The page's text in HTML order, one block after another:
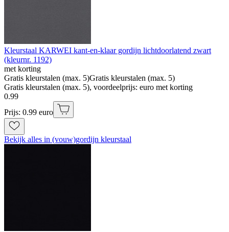
Kleurstaal KARWEI kant-en-klaar gordijn lichtdoorlatend zwart
(kleurnr. 1192)
met korting
Gratis kleurstalen (max. 5)Gratis kleurstalen (max. 5)
Gratis kleurstalen (max. 5), voordeelprijs: euro met korting
0.99
Prijs: 0.99 euro
Bekijk alles in (vouw)gordijn kleurstaal